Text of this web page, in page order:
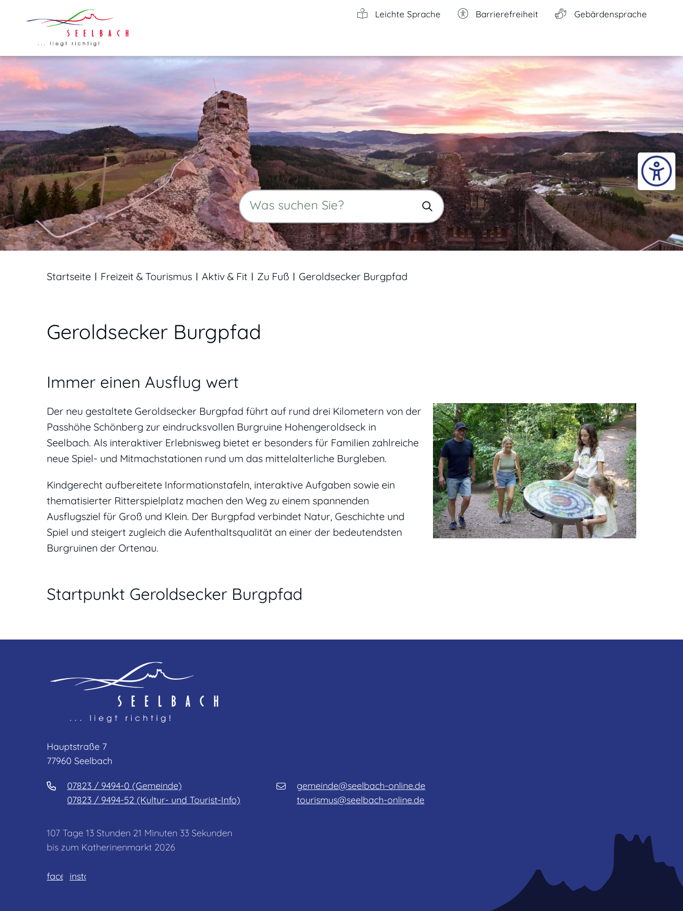
Leichte Sprache Barrierefreiheit Gebärdensprache
Startseite Freizeit & Tourismus Aktiv & Fit Zu Fuß Geroldsecker Burgpfad
Geroldsecker Burgpfad
Immer einen Ausflug wert
Der neu gestaltete Geroldsecker Burgpfad führt auf rund drei Kilometern von der
Passhöhe Schönberg zur eindrucksvollen Burgruine Hohengeroldseck in
Seelbach. Als interaktiver Erlebnisweg bietet er besonders für Familien zahlreiche
neue Spiel- und Mitmachstationen rund um das mittelalterliche Burgleben.
Kindgerecht aufbereitete Informationstafeln, interaktive Aufgaben sowie ein
thematisierter Ritterspielplatz machen den Weg zu einem spannenden
Ausflugsziel für Groß und Klein. Der Burgpfad verbindet Natur, Geschichte und
Spiel und steigert zugleich die Aufenthaltsqualität an einer der bedeutendsten
Burgruinen der Ortenau.
Startpunkt Geroldsecker Burgpfad
Hauptstraße 7
77960 Seelbach
07823 / 9494-0 (Gemeinde)
07823 / 9494-52 (Kultur- und Tourist-Info)
gemeinde@seelbach-online.de
tourismus@seelbach-online.de
107 Tage 13 Stunden 21 Minuten 33 Sekunden
bis zum Katherinenmarkt 2026
facebookinstagram